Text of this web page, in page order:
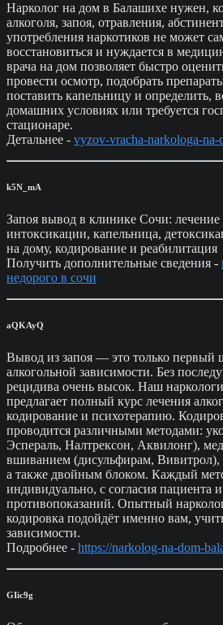
Нарколог на дом в Балашихе нужен,
алкоголя, запоя, отравления,
употребления наркотиков не может
восстановиться и нуждается в
врача на дом позволяет быстро
провести осмотр, подобрать
поставить капельницу и определить,
домашних условиях или требуется
стационаре.
Детальнее - vyzov-vracha-narkologa-na-
k5N_mA
Запоя вывод в клинике Сочи: лечение
интоксикации, капельница,
на дому, кодирование и реабилитация
Получить дополнительные сведения -
недорого в сочи
aQKAyQ
Вывод из запоя — это только первый
алкогольной зависимости. Без
рецидива очень высок. Наш
предлагает полный курс лечения
кодирование и психотерапию.
проводится различными методами:
Эспераль, Налтрексон, Аквилонг),
вшиванием (дисульфирам,
а также двойным блоком. Каждый
индивидуально, с согласия пациента
противопоказаний. Опытный
кодировка подойдёт именно вам,
зависимости.
Подробнее - https://narkolog-na-dom-
GIic9g